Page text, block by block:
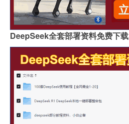
DeepSeek全套部署资料免费下载